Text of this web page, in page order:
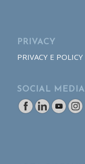
PRIVACY
PRIVACY E POLICY
SOCIAL MEDIA